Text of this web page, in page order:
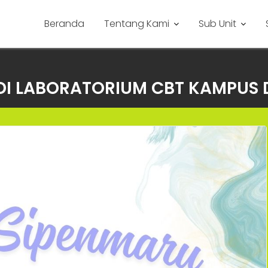
Beranda Tentang Kami Sub Unit
LABORATORIUM CBT